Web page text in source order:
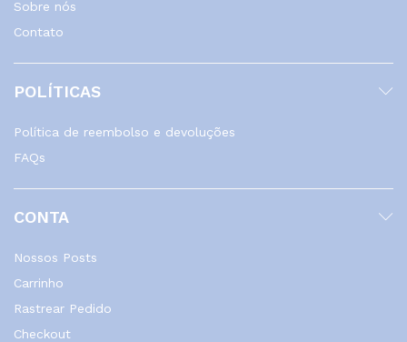
Sobre nós
Contato
POLÍTICAS
Política de reembolso e devoluções
FAQs
CONTA
Nossos Posts
Carrinho
Rastrear Pedido
Checkout